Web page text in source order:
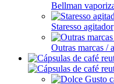
Bellman
Staresso agitador
Outras marcas /